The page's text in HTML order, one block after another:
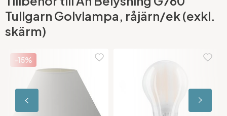
Tullgarn Golvlampa, råjärn/ek (exkl.
skärm)
-15%